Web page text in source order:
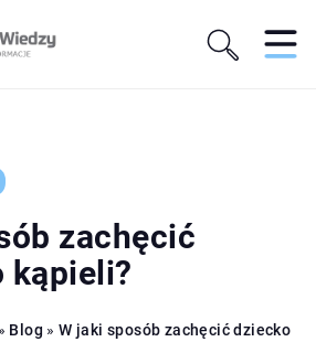
zachęcić
kąpieli?
» Blog »W jaki sposób zachęcić dziecko